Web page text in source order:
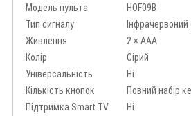
Модель пульта
HOF09B
Тип сигналу
Інфрачервоний
Живлення
2 × AAA
Колір
Сірий
Універсальність
Ні
Кількість кнопок
Повний набір
Підтримка Smart TV
Ні